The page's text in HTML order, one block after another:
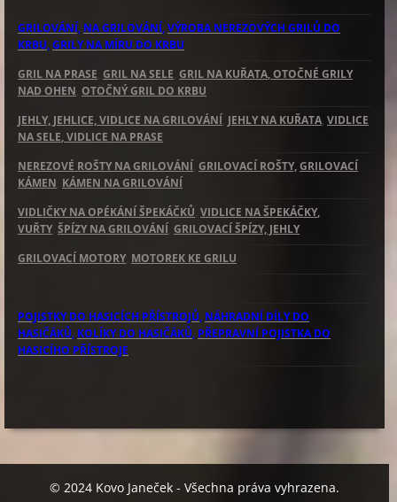
GRILOVÁNÍ, NA GRILOVÁNÍ,VÝROBA NEREZOVÝCH GRILŮ DO
KRBU,GRILY NA MÍRU DO KRBU
GRIL NA PRASE GRIL NA SELE GRIL NA KUŘATA, OTOČNÉ GRILY
NAD OHEN OTOČNÝ GRIL DO KRBU
JEHLY, JEHLICE, VIDLICE NA GRILOVÁNÍ JEHLY NA KUŘATA, VIDLICE
NA SELE, VIDLICE NA PRASE
NEREZOVÉ ROŠTY NA GRILOVÁNÍ GRILOVACÍ ROŠTY,GRILOVACÍ
KÁMEN KÁMEN NA GRILOVÁNÍ
VIDLIČKY NA OPÉKÁNÍ ŠPEKÁČKŮ VIDLICE NA ŠPEKÁČKY,
VUŘTY ŠPÍZY NA GRILOVÁNÍ GRILOVACÍ ŠPÍZY, JEHLY
GRILOVACÍ MOTORY MOTOREK KE GRILU
POJISTKY DO HASICÍCH PŘÍSTROJŮ, NÁHRADNÍ DÍLY DO
HASIČÁKŮ, KOLÍKY DO HASIČÁKŮ, PŘEPRAVNÍ POJISTKA DO
HASICÍHO PŘÍSTROJE
© 2024 Kovo Janeček - Všechna práva vyhrazena.